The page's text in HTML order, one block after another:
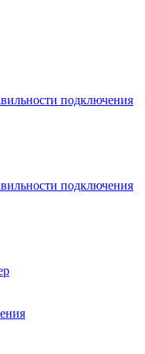
подключения
подключения